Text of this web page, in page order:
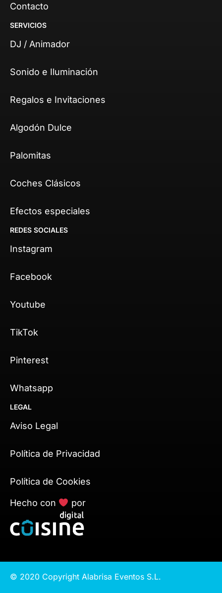
Contacto
SERVICIOS
DJ / Animador
Sonido e Iluminación
Regalos e Invitaciones
Algodón Dulce
Palomitas
Coches Clásicos
Efectos especiales
REDES SOCIALES
Instagram
Facebook
Youtube
TikTok
Pinterest
Whatsapp
LEGAL
Aviso Legal
Política de Privacidad
Política de Cookies
Hecho con por
© 2020 Copyright Alabrisa Eventos S.L.